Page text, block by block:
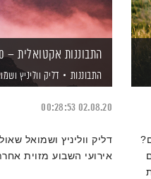
התבוננות אקטואלית – 2.8.20
התבוננות דליק ווליניץ
02.08.20
00:28:53
דליק ווליניץ ושמואל
אירועי השבוע מזוית